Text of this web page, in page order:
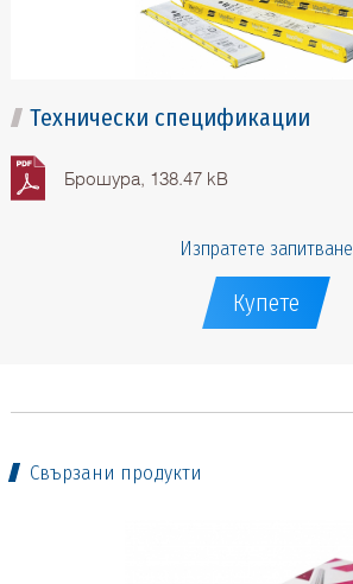
Технически спецификации
Брошура, 138.47 kB
Изпратете запитване
Купете
Свързани продукти